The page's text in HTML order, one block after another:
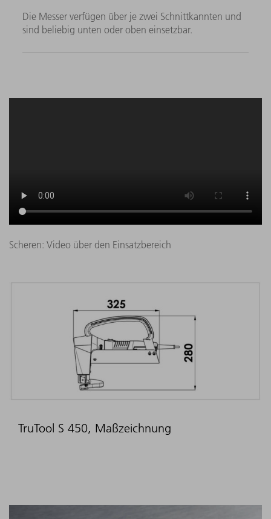
Die Messer verfügen über je zwei Schnittkannten und
sind beliebig unten oder oben einsetzbar.
Scheren: Video über den Einsatzbereich
TruTool S 450, Maßzeichnung